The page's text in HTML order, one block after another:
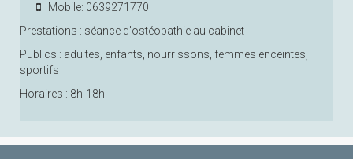
Mobile: 0639271770
Prestations : séance d'ostéopathie au cabinet
Publics : adultes, enfants, nourrissons, femmes enceintes,
sportifs
Horaires : 8h-18h